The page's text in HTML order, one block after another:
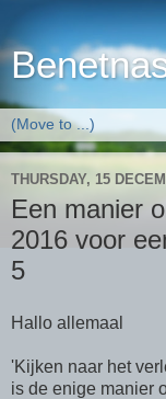
THURSDAY, 15
Een manier
2016 voor
5
Hallo allemaal
'Kijken naar het
is de enige manier